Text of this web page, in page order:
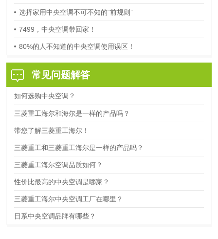
选择家用中央空调不可不知的“前规则”
7499，中央空调带回家！
80%的人不知道的中央空调使用误区！
常见问题解答
如何选购中央空调？
三菱重工海尔和海尔是一样的产品吗？
带您了解三菱重工海尔！
三菱重工和三菱重工海尔是一样的产品吗？
三菱重工海尔空调品质如何？
性价比最高的中央空调是哪家？
三菱重工海尔中央空调工厂在哪里？
日系中央空调品牌有哪些？